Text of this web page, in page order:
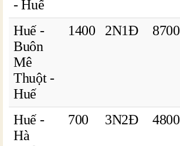
- Huế
Huế -
Buôn
Mê
Thuột -
Huế
1400 2N1Đ 8700
Huế -
Hà
700 3N2Đ 4800